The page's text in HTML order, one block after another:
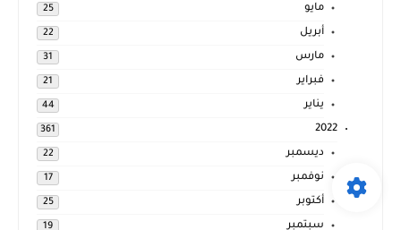
مايو 25
أبريل 22
مارس 31
فبراير 21
يناير 44
2022
361
ديسمبر 22
نوفمبر 17
أكتوبر 25
سبتمبر 19